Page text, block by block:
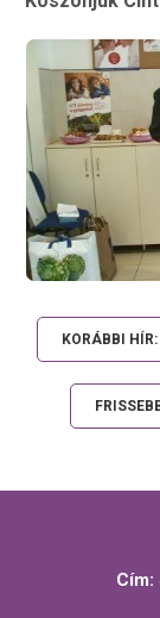
KORÁBBI
Cím: